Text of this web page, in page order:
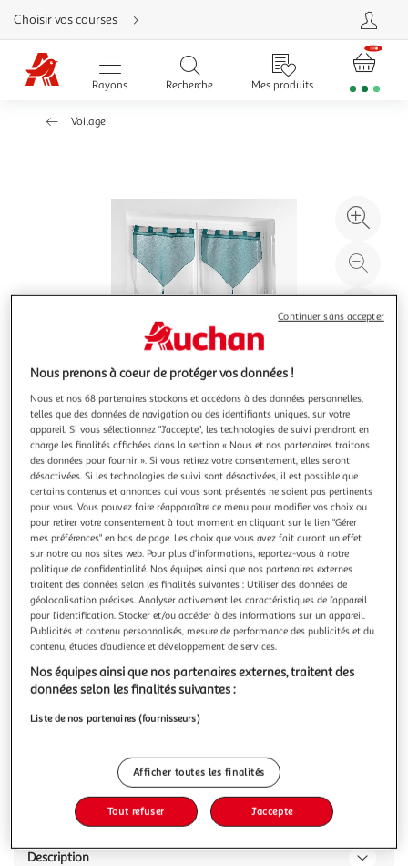
Aller
directement
au
contenu
Aller
directement
Aller
Choisir vos courses
Rayons Recherche Mes produits
Voilage
à
100
le
Illustration
précédente
Illustration
suivante
DOUCEUR D'INTÉRIEUR
Paire de voilages duetto 60x160cm pétrole & blanc
Informations Techniques : Dimensions : L. 160 x l. 60 cm
Matière : 100% Polyester Spécificités : Tendance & Utile
Paire de voilages Avec passants Bicolore Avec pompons
Forme rectangulaire Poids : 0,22 kg Couleur : Pétrole &
Blanc
En savoir +
Vendu parParis Prix
Livr. ou retrait dès 3/4 jours
A partir de 7,99€
Vendu parParis Prix
Description
Nous prenons à coeur de protéger vos données !
Nous et nos 68 partenaires stockons et accédons à des données personnelles,
telles que des données de navigation ou des identifiants uniques, sur votre
appareil. Si vous sélectionnez "J'accepte", les technologies de suivi prendront en
charge les finalités affichées dans la section « Nous et nos partenaires traitons
des données pour fournir ». Si vous retirez votre consentement, elles seront
désactivées. Si les technologies de suivi sont désactivées, il est possible que
certains contenus et annonces qui vous sont présentés ne soient pas pertinents
pour vous. Vous pouvez faire réapparaître ce menu pour modifier vos choix ou
pour retirer votre consentement à tout moment en cliquant sur le lien "Gérer
mes préférences" en bas de page. Les choix que vous avez fait auront un effet
sur notre ou nos sites web. Pour plus d’informations, reportez-vous à notre
politique de confidentialité. Nos équipes ainsi que nos partenaires externes
traitent des données selon les finalités suivantes : Utiliser des données de
géolocalisation précises. Analyser activement les caractéristiques de l’appareil
pour l’identification. Stocker et/ou accéder à des informations sur un appareil.
Publicités et contenu personnalisés, mesure de performance des publicités et du
contenu, études d’audience et développement de services.
Nos équipes ainsi que nos partenaires externes, traitent des
données selon les finalités suivantes :
Liste de nos partenaires (fournisseurs)
Afficher toutes les finalités
Tout refuser J'accepte
Continuer sans accepter